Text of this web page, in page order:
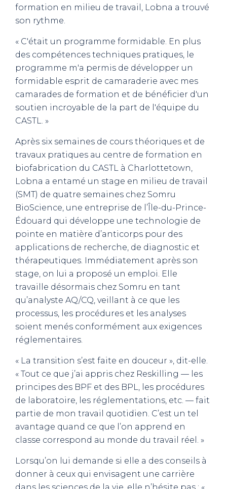
formation en milieu de travail, Lobna a trouvé
son rythme.
« C'était un programme formidable. En plus
des compétences techniques pratiques, le
programme m'a permis de développer un
formidable esprit de camaraderie avec mes
camarades de formation et de bénéficier d'un
soutien incroyable de la part de l'équipe du
CASTL. »
Après six semaines de cours théoriques et de
travaux pratiques au centre de formation en
biofabrication du CASTL à Charlottetown,
Lobna a entamé un stage en milieu de travail
(SMT) de quatre semaines chez Somru
BioScience, une entreprise de l’Île-du-Prince-
Édouard qui développe une technologie de
pointe en matière d’anticorps pour des
applications de recherche, de diagnostic et
thérapeutiques. Immédiatement après son
stage, on lui a proposé un emploi. Elle
travaille désormais chez Somru en tant
qu’analyste AQ/CQ, veillant à ce que les
processus, les procédures et les analyses
soient menés conformément aux exigences
réglementaires.
« La transition s’est faite en douceur », dit-elle.
« Tout ce que j’ai appris chez Reskilling — les
principes des BPF et des BPL, les procédures
de laboratoire, les réglementations, etc. — fait
partie de mon travail quotidien. C’est un tel
avantage quand ce que l’on apprend en
classe correspond au monde du travail réel. »
Lorsqu’on lui demande si elle a des conseils à
donner à ceux qui envisagent une carrière